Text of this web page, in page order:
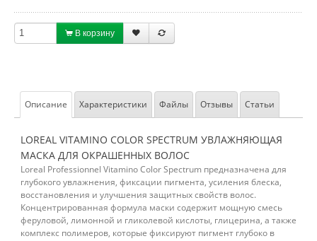
В корзину
Описание Характеристики Файлы Отзывы Статьи
LOREAL VITAMINO COLOR SPECTRUM УВЛАЖНЯЮЩАЯ
МАСКА ДЛЯ ОКРАШЕННЫХ ВОЛОС
Loreal Professionnel Vitamino Color Spectrum предназначена для
глубокого увлажнения, фиксации пигмента, усиления блеска,
восстановления и улучшения защитных свойств волос.
Концентрированная формула маски содержит мощную смесь
феруловой, лимонной и гликолевой кислоты, глицерина, а также
комплекс полимеров, которые фиксируют пигмент глубоко в